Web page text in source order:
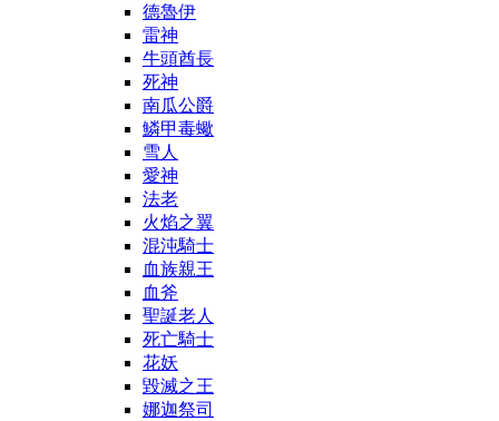
德魯伊
雷神
牛頭酋長
死神
南瓜公爵
鱗甲毒蠍
雪人
愛神
法老
火焰之翼
混沌騎士
血族親王
血斧
聖誕老人
死亡騎士
花妖
毀滅之王
娜迦祭司